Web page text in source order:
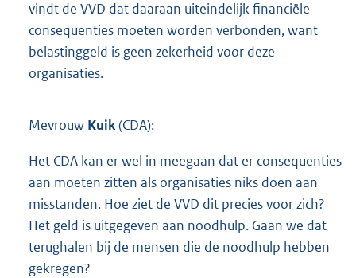
vindt de VVD dat daaraan uiteindelijk financiële
consequenties moeten worden verbonden, want
belastinggeld is geen zekerheid voor deze
organisaties.
Mevrouw Kuik(CDA):
Het CDA kan er wel in meegaan dat er consequenties
aan moeten zitten als organisaties niks doen aan
misstanden. Hoe ziet de VVD dit precies voor zich?
Het geld is uitgegeven aan noodhulp. Gaan we dat
terughalen bij de mensen die de noodhulp hebben
gekregen?